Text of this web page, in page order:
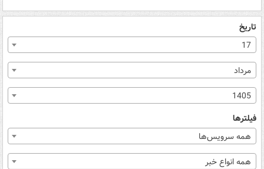
تاریخ
17
مرداد
1405
فیلترها
همه سرویس‌ها
همه انواع خبر